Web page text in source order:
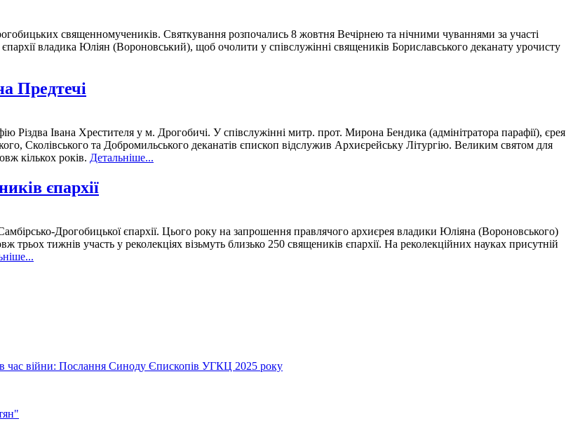
священномучеників. Святкування розпочались 8 жовтня Вечірнею та нічними чуваннями за участі
владика Юліян (Вороновський), щоб очолити у співслужінні священиків Бориславського деканату урочисту
Предтечі
Різдва Івана Хрестителя у м. Дрогобичі. У співслужінні митр. прот. Мирона Бендика (адмінітратора парафії), єрея
Сколівського та Добромильського деканатів єпископ відслужив Архиєрейську Літургію. Великим святом для
кількох років. Детальніше...
єпархії
Дрогобицької єпархії. Цього року на запрошення правлячого архиєрея владики Юліяна (Вороновського)
трьох тижнів участь у реколекціях візьмуть близько 250 священиків єпархії. На реколекційних науках присутній
час війни: Послання Синоду Єпископів УГКЦ 2025 року